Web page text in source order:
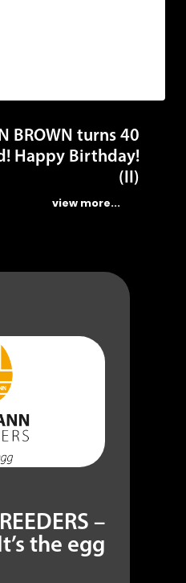
BROWN turns 40
old! Happy Birthday!
BREEDERS –
It’s the egg.